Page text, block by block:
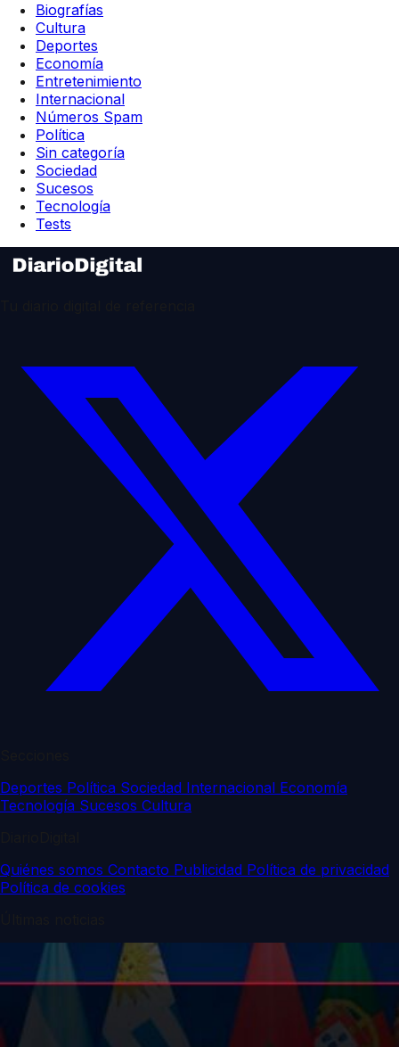
Biografías
Cultura
Deportes
Economía
Entretenimiento
Internacional
Números Spam
Política
Sin categoría
Sociedad
Sucesos
Tecnología
Tests
Deportes Política Sociedad Internacional Economía
Tecnología Sucesos Cultura
Quiénes somos Contacto Publicidad Política de privacidad
Política de cookies